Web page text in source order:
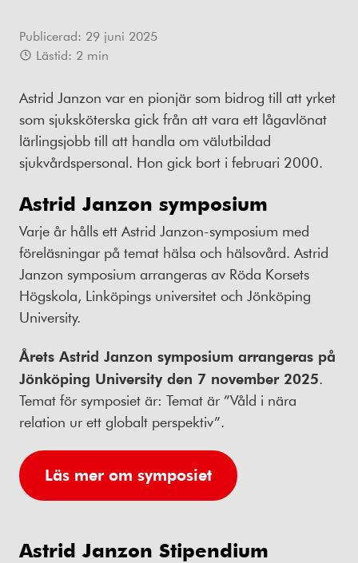
Publicerad: 29 juni 2025
Lästid: 2 min
Astrid Janzon var en pionjär som bidrog till att yrket
som sjuksköterska gick från att vara ett lågavlönat
lärlingsjobb till att handla om välutbildad
sjukvårdspersonal. Hon gick bort i februari 2000.
Astrid Janzon symposium
Varje år hålls ett Astrid Janzon-symposium med
föreläsningar på temat hälsa och hälsovård. Astrid
Janzon symposium arrangeras av Röda Korsets
Högskola, Linköpings universitet och Jönköping
University.
Årets Astrid Janzon symposium arrangeras på
Jönköping University den 7 november 2025.
Temat för symposiet är: Temat är ”Våld i nära
relation ur ett globalt perspektiv”.
Läs mer om symposiet
Astrid Janzon Stipendium